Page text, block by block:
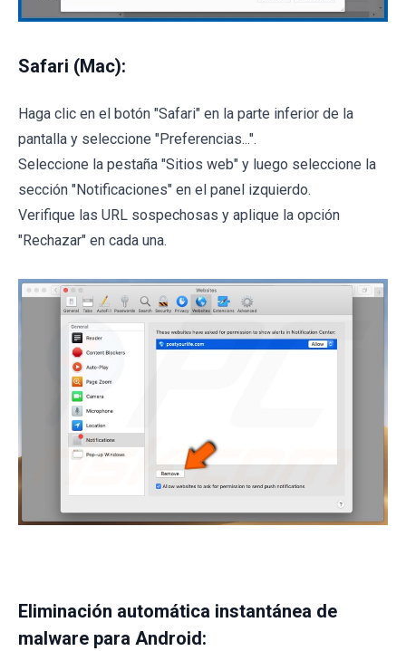
Safari (Mac):
Haga clic en el botón "Safari" en la parte inferior de la
pantalla y seleccione "Preferencias...".
Seleccione la pestaña "Sitios web" y luego seleccione la
sección "Notificaciones" en el panel izquierdo.
Verifique las URL sospechosas y aplique la opción
"Rechazar" en cada una.
Eliminación automática instantánea de
malware para Android: